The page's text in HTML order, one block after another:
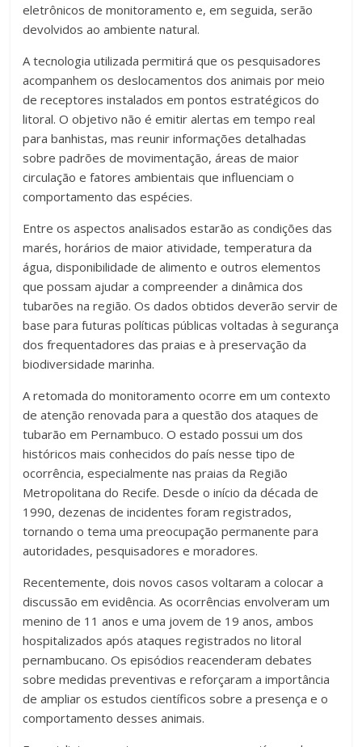
eletrônicos de monitoramento e, em seguida, serão
devolvidos ao ambiente natural.
A tecnologia utilizada permitirá que os pesquisadores
acompanhem os deslocamentos dos animais por meio
de receptores instalados em pontos estratégicos do
litoral. O objetivo não é emitir alertas em tempo real
para banhistas, mas reunir informações detalhadas
sobre padrões de movimentação, áreas de maior
circulação e fatores ambientais que influenciam o
comportamento das espécies.
Entre os aspectos analisados estarão as condições das
marés, horários de maior atividade, temperatura da
água, disponibilidade de alimento e outros elementos
que possam ajudar a compreender a dinâmica dos
tubarões na região. Os dados obtidos deverão servir de
base para futuras políticas públicas voltadas à segurança
dos frequentadores das praias e à preservação da
biodiversidade marinha.
A retomada do monitoramento ocorre em um contexto
de atenção renovada para a questão dos ataques de
tubarão em Pernambuco. O estado possui um dos
históricos mais conhecidos do país nesse tipo de
ocorrência, especialmente nas praias da Região
Metropolitana do Recife. Desde o início da década de
1990, dezenas de incidentes foram registrados,
tornando o tema uma preocupação permanente para
autoridades, pesquisadores e moradores.
Recentemente, dois novos casos voltaram a colocar a
discussão em evidência. As ocorrências envolveram um
menino de 11 anos e uma jovem de 19 anos, ambos
hospitalizados após ataques registrados no litoral
pernambucano. Os episódios reacenderam debates
sobre medidas preventivas e reforçaram a importância
de ampliar os estudos científicos sobre a presença e o
comportamento desses animais.